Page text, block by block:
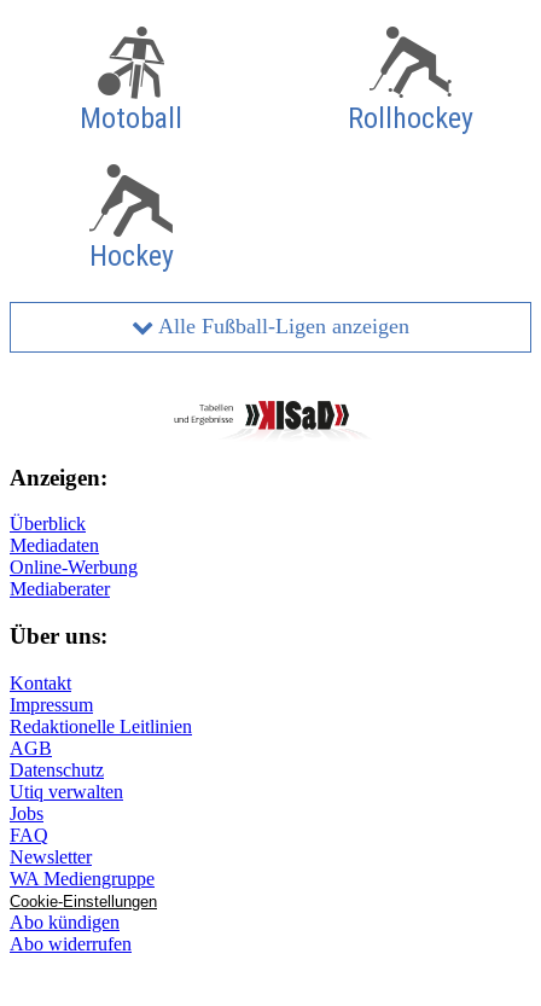
Motoball Rollhockey
Hockey
Alle Fußball-Ligen anzeigen
Anzeigen:
Überblick
Mediadaten
Online-Werbung
Mediaberater
Über uns:
Kontakt
Impressum
Redaktionelle Leitlinien
AGB
Datenschutz
Utiq verwalten
Jobs
FAQ
Newsletter
WA Mediengruppe
Cookie-Einstellungen
Abo kündigen
Abo widerrufen